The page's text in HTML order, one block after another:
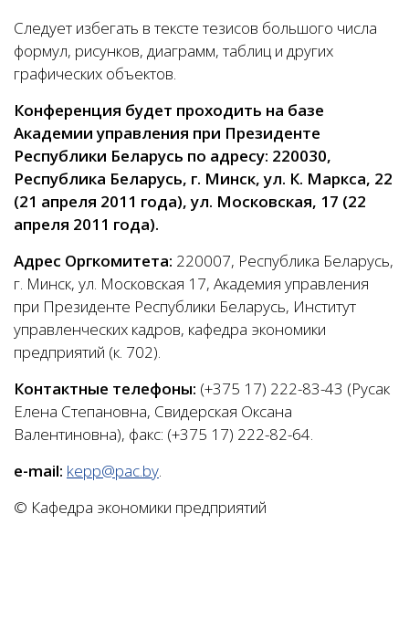
Следует избегать в тексте тезисов большого числа
формул, рисунков, диаграмм, таблиц и других
графических объектов.
Конференция будет проходить на базе
Академии управления при Президенте
Республики Беларусь по адресу: 220030,
Республика Беларусь, г. Минск, ул. К. Маркса, 22
(21 апреля 2011 года), ул. Московская, 17 (22
апреля 2011 года).
Адрес Оргкомитета: 220007, Республика Беларусь,
г. Минск, ул. Московская 17, Академия управления
при Президенте Республики Беларусь, Институт
управленческих кадров, кафедра экономики
предприятий (к. 702).
Контактные телефоны: (+375 17) 222-83-43 (Русак
Елена Степановна, Свидерская Оксана
Валентиновна), факс: (+375 17) 222-82-64.
e-mail: kepp@pac.by.
© Кафедра экономики предприятий